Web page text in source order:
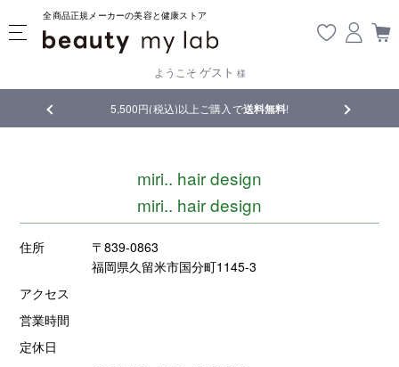
全商品正規メーカーの美容と健康ストア
ようこそ ゲスト 様
5,500円(税込)以上ご購入で送料無料! 【重要】
miri.. hair design
miri.. hair design
住所
〒839-0863
福岡県久留米市国分町1145-3
アクセス
営業時間
定休日